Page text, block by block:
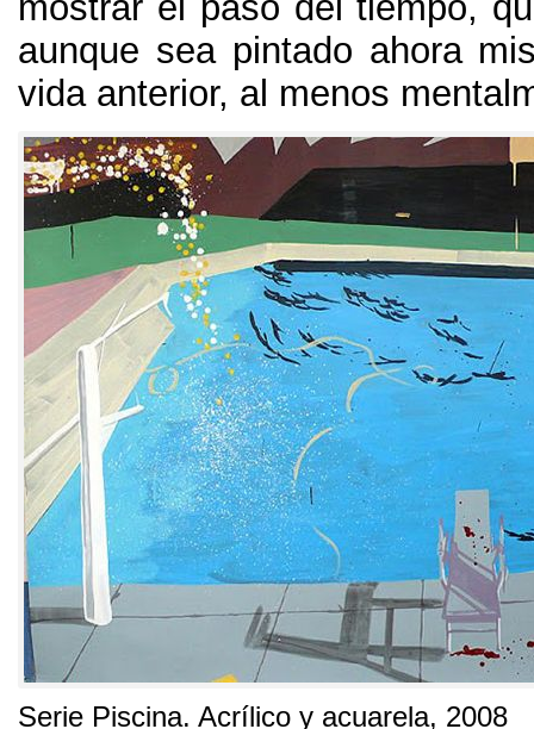
aunque sea pintado ahora
vida anterior, al menos
Serie Piscina. Acrílico y acuarela, 2008